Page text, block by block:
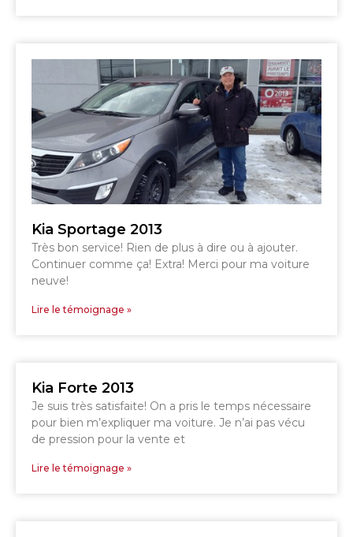
Kia Sportage 2013
Très bon service! Rien de plus à dire ou à ajouter.
Continuer comme ça! Extra! Merci pour ma voiture
neuve!
Lire le témoignage »
Kia Forte 2013
Je suis très satisfaite! On a pris le temps nécessaire
pour bien m’expliquer ma voiture. Je n’ai pas vécu
de pression pour la vente et
Lire le témoignage »
819 564-2196
GRANBY
DRUMMONDVILLE
ESTRIE
SHERBROOKE
SHERBROOKE
DRUMMONDVILLE
GRANBY
SHERBROOKE
Voir le site